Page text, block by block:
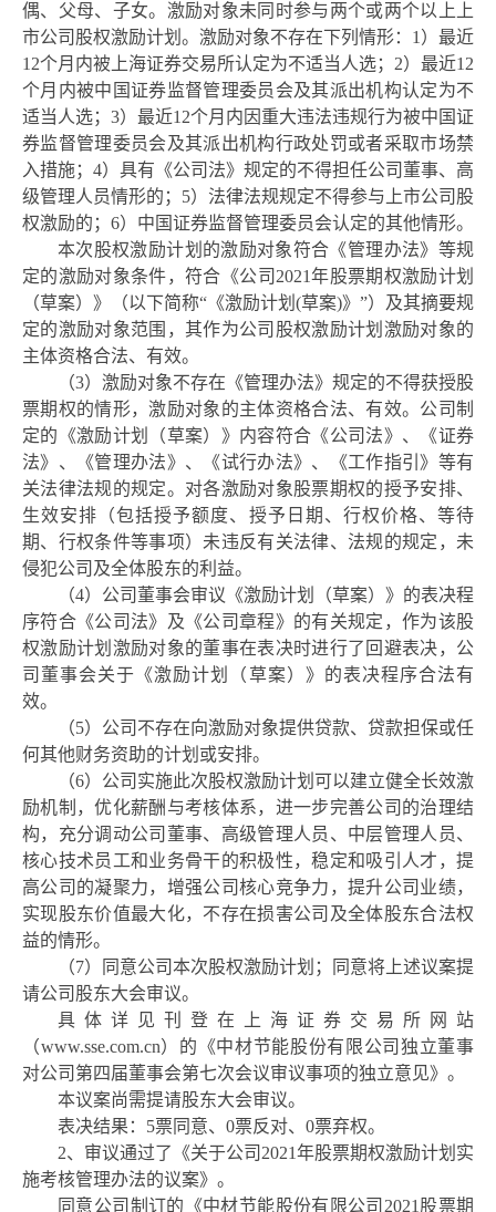
偶、父母、子女。激励对象未同时参与两个或两个以上上
市公司 股权激励计划 。激励对象不存在下列情形： 1）最近
12个月内被上海证券交易所认定为不适当人选；2）最近12
个月内被中国证券监督管理委员会及其派出机构认定为不
适当人选；3）最近12个月内因重大违法违规行为被中国证
券监督管理委员会及其派出机构行政处罚或者采取市场禁
入措施；4）具有《公司法》规定的不得担任公司董事、高
级管理人员情形的；5）法律法规规定不得参与上市公司股
权激励的；6）中国证券监督管理委员会认定的其他情形。
本次股权激励计划 的激励对象符合《管理办法》等规
定的激励对象条件，符合《公司 2021年股票期权激励计划
（草案）》（以下简称“《激励计划(草案)》”）及其摘要规
定的激励对象范围，其作为公司 股权激励计划 激励对象的
主体资格合法、有效。
（3）激励对象不存在《管理办法》规定的不得获授股
票期权的情形，激励对象的主体资格合法、有效。公司制
定的《激励计划（草案）》内容符合《公司法》、《证券
法》、《管理办法》、《试行办法》、《工作指引》等有
关法律法规的规定。对各激励对象股票期权的授予安排、
生效安排（包括授予额度、授予日期、行权价格、等待
期、行权条件等事项）未违反有关法律、法规的规定，未
侵犯公司及全体股东的利益。
（4）公司董事会审议《激励计划（草案）》的表决程
序符合《公司法》及《公司章程》的有关规定，作为该股
权激励计划 激励对象的董事在表决时进行了回避表决，公
司董事会关于《激励计划（草案）》的表决程序合法有
效。
（5）公司不存在向激励对象提供贷款、贷款担保或任
何其他财务资助的计划或安排。
（6）公司实施此次股权激励计划 可以建立健全长效激
励机制，优化薪酬与考核体系，进一步完善公司的治理结
构，充分调动公司董事、高级管理人员、中层管理人员、
核心技术员工和业务骨干的积极性，稳定和吸引人才，提
高公司的凝聚力，增强公司核心竞争力，提升公司业绩，
实现股东价值最大化，不存在损害公司及全体股东合法权
益的情形。
（7）同意公司本次股权激励计划 ；同意将上述议案提
请公司股东大会审议。
具体详见刊登在上海证券交易所网站
（www.sse.com.cn）的《中材节能股份有限公司独立董事
对公司第四届董事会第七次会议审议事项的独立意见》。
本议案尚需提请股东大会审议。
表决结果： 5票同意、0票反对、0票弃权。
2、审议通过了《关于公司2021年股票期权激励计划实
施考核管理办法的议案》。
同意公司制订的《中材节能股份有限公司 2021股票期